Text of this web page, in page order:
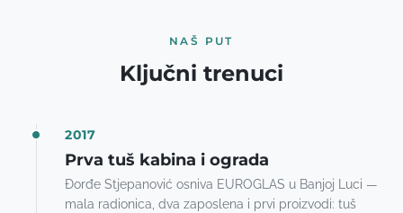
NAŠ PUT
Ključni trenuci
2017
Prva tuš kabina i ograda
Đorđe Stjepanović osniva EUROGLAS u Banjoj Luci —
mala radionica, dva zaposlena i prvi proizvodi: tuš